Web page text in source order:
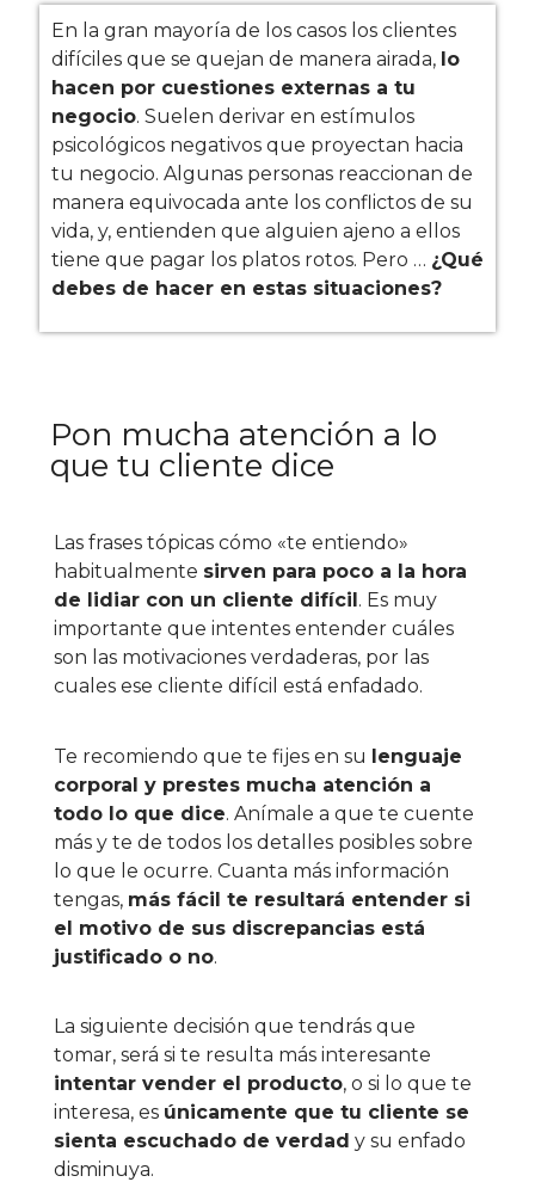
En la gran mayoría de los casos los clientes
difíciles que se quejan de manera airada, lo
hacen por cuestiones externas a tu
negocio. Suelen derivar en estímulos
psicológicos negativos que proyectan hacia
tu negocio. Algunas personas reaccionan de
manera equivocada ante los conflictos de su
vida, y, entienden que alguien ajeno a ellos
tiene que pagar los platos rotos. Pero … ¿Qué
debes de hacer en estas situaciones?
Pon mucha atención a lo
que tu cliente dice
Las frases tópicas cómo «te entiendo»
habitualmente sirven para poco a la hora
de lidiar con un cliente difícil . Es muy
importante que intentes entender cuáles
son las motivaciones verdaderas, por las
cuales ese cliente difícil está enfadado.
Te recomiendo que te fijes en su lenguaje
corporal y prestes mucha atención a
todo lo que dice. Anímale a que te cuente
más y te de todos los detalles posibles sobre
lo que le ocurre. Cuanta más información
tengas, más fácil te resultará entender si
el motivo de sus discrepancias está
justificado o no.
La siguiente decisión que tendrás que
tomar, será si te resulta más interesante
intentar vender el producto, o si lo que te
interesa, es únicamente que tu cliente se
sienta escuchado de verdad y su enfado
disminuya.